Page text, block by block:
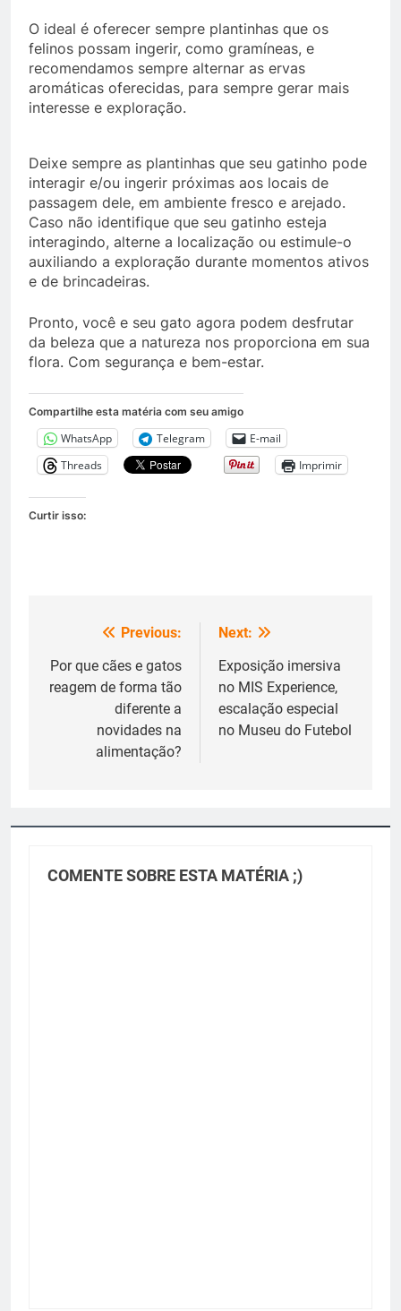
O ideal é oferecer sempre plantinhas que os
felinos possam ingerir, como gramíneas, e
recomendamos sempre alternar as ervas
aromáticas oferecidas, para sempre gerar mais
interesse e exploração.
Deixe sempre as plantinhas que seu gatinho pode
interagir e/ou ingerir próximas aos locais de
passagem dele, em ambiente fresco e arejado.
Caso não identifique que seu gatinho esteja
interagindo, alterne a localização ou estimule-o
auxiliando a exploração durante momentos ativos
e de brincadeiras.
Pronto, você e seu gato agora podem desfrutar
da beleza que a natureza nos proporciona em sua
flora. Com segurança e bem-estar.
Compartilhe esta matéria com seu amigo
WhatsApp Telegram
E-mail
Threads
Imprimir
Curtir isso:
Navegação
de
Post
Previous:
Por que cães e gatos
reagem de forma tão
diferente a
novidades na
alimentação?
Next:
Exposição imersiva
no MIS Experience,
escalação especial
no Museu do Futebol
COMENTE SOBRE ESTA MATÉRIA ;)